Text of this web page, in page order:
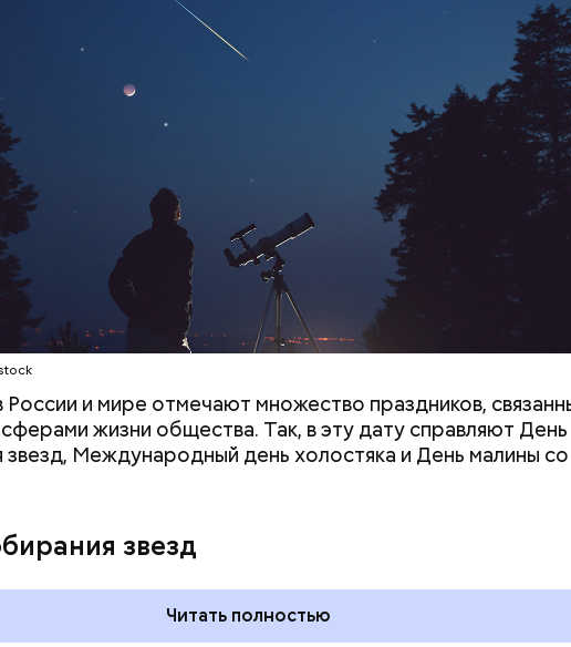
России и мире отмечают множество праздников,
жизни общества. Так, в эту дату справляют День
звезд, Международный день холостяка и День малины со
звезд
Читать полностью
масло;
трудной ситуации: кто
претендовать и какие